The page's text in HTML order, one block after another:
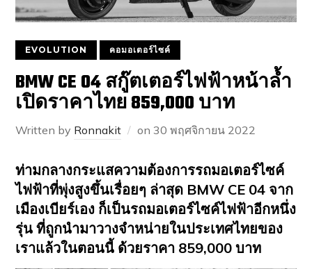
EVOLUTION คอมอเตอร์ไซค์
BMW CE 04 สกู๊ตเตอร์ไฟฟ้าหน้าล้ำ
เปิดราคาไทย 859,000 บาท
Written by Ronnakit on30 พฤศจิกายน 2022
ท่ามกลางกระแสความต้องการรถมอเตอร์ไซค์
ไฟฟ้าที่พุ่งสูงขึ้นเรื่อยๆ ล่าสุด BMW CE 04 จาก
เมืองเบียร์เอง ก็เป็นรถมอเตอร์ไซค์ไฟฟ้าอีกหนึ่ง
รุ่น ที่ถูกนำมาวางจำหน่ายในประเทศไทยของ
เราแล้วในตอนนี้ ด้วยราคา 859,000 บาท